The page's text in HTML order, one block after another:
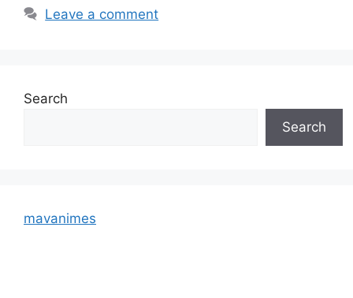
Leave a comment
Search
Search
mavanimes